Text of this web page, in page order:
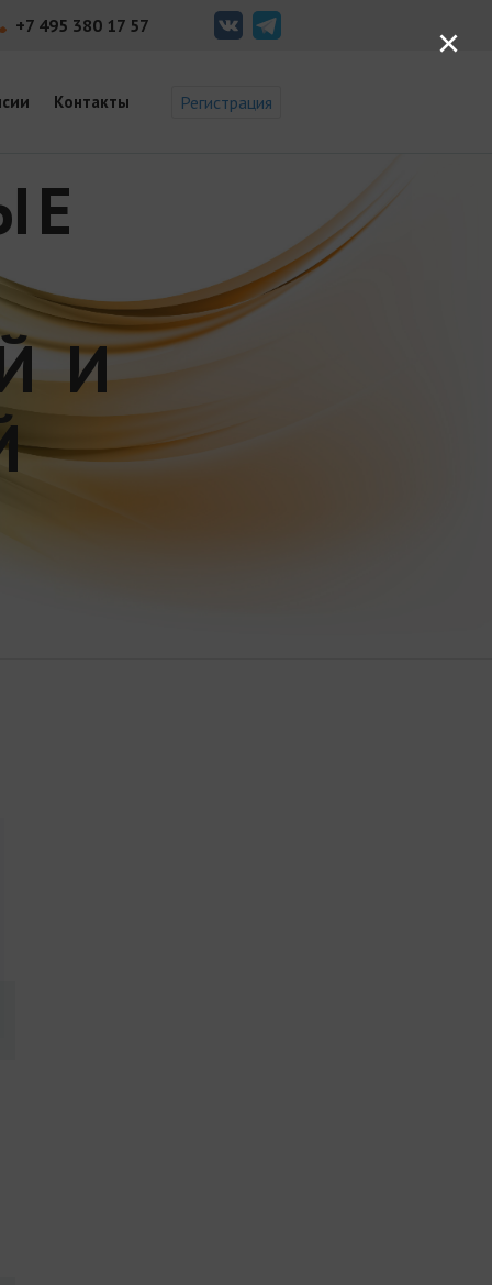
+7 495 380 17 57
Контакты Регистрация
И
×